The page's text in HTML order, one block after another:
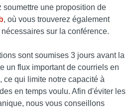
soumettre une proposition de
, où vous trouverez également
sur la conférence.
sont soumises 3 jours avant la
un flux important de courriels en
ce qui limite notre capacité à
en temps voulu. Afin d'éviter les
nous vous conseillons